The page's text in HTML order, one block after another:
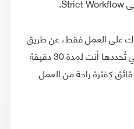
على العمل فقط، عن طريق
حجب كافة المواقع الأخرى التي تُحددها أنت لمدة 30 دقيقة
ثم إتاحتها لمدة 5 أو 10 دقائق كفترة راحة من العمل